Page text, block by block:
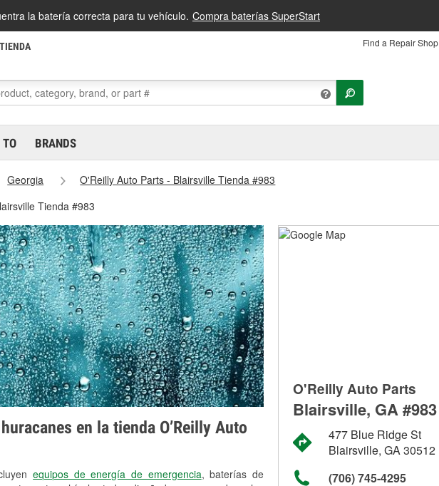
la batería correcta para tu vehículo. Compra baterías SuperStart
Find a Repair Shop
TO BRANDS
Georgia
O'Reilly Auto Parts - Blairsville Tienda #983
Tienda #983
en la tienda O’Reilly Auto
equipos de energía de emergencia, baterías de
O'Reilly Auto Parts
Blairsville, GA #983
477 Blue Ridge St
Blairsville, GA 30512
(706) 745-4295